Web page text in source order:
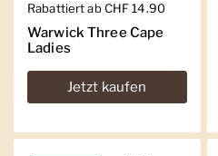
Regulärer Preis
Rabattiert ab CHF 14.90
Warwick Three Cape
Ladies
Jetzt kaufen